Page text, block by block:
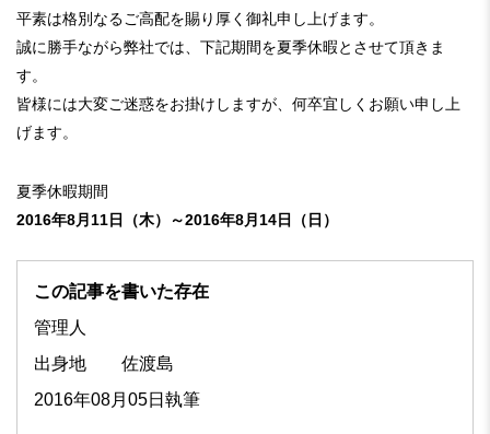
平素は格別なるご高配を賜り厚く御礼申し上げます。
誠に勝手ながら弊社では、下記期間を夏季休暇とさせて頂きま
す。
皆様には大変ご迷惑をお掛けしますが、何卒宜しくお願い申し上
げます。
夏季休暇期間
2016年8月11日（木）～2016年8月14日（日）
この記事を書いた存在
管理人
出身地
佐渡島
2016年08月05日執筆